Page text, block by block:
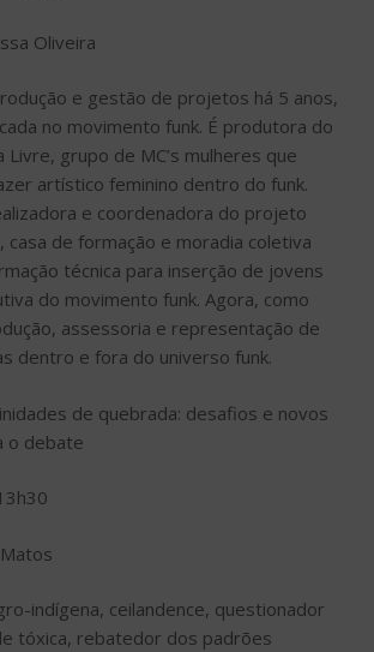
Oliveira
e gestão de projetos há 5 anos,
no movimento funk. É produtora do
Livre, grupo de MC’s mulheres que
artístico feminino dentro do funk.
e coordenadora do projeto
casa de formação e moradia coletiva
técnica para inserção de jovens
do movimento funk. Agora, como
assessoria e representação de
dentro e fora do universo funk.
de quebrada: desafios e novos
o debate
indígena, ceilandence, questionador
tóxica, rebatedor dos padrões